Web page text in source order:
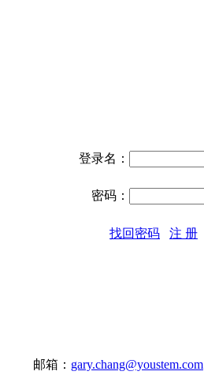
登录名：
密码：
找回密码 注 册
邮箱： gary.chang@youstem.com